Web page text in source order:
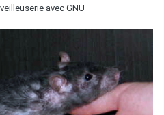
avec GNU